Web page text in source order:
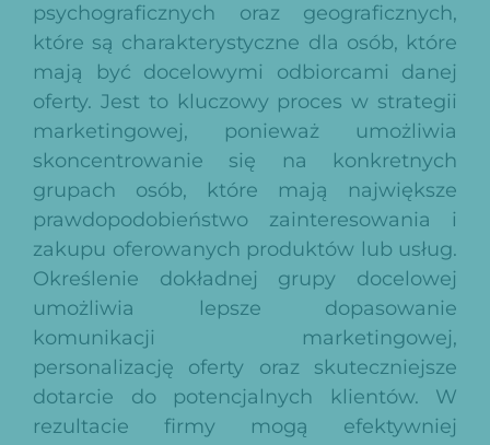
psychograficznych oraz geograficznych,
które są charakterystyczne dla osób, które
mają być docelowymi odbiorcami danej
oferty. Jest to kluczowy proces w strategii
marketingowej, ponieważ umożliwia
skoncentrowanie się na konkretnych
grupach osób, które mają największe
prawdopodobieństwo zainteresowania i
zakupu oferowanych produktów lub usług.
Określenie dokładnej grupy docelowej
umożliwia lepsze dopasowanie
komunikacji marketingowej,
personalizację oferty oraz skuteczniejsze
dotarcie do potencjalnych klientów. W
rezultacie firmy mogą efektywniej